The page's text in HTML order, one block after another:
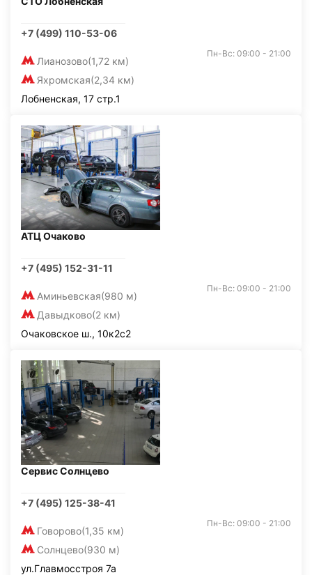
+7 (499) 110-53-06
Лианозово(1,72 км)
Яхромская(2,34 км)
Пн-Вс: 09:00 - 21:00
Лобненская, 17 стр.1
АТЦ Очаково
+7 (495) 152-31-11
Аминьевская(980 м)
Давыдково(2 км)
Пн-Вс: 09:00 - 21:00
Очаковское ш., 10к2с2
Сервис Солнцево
+7 (495) 125-38-41
Говорово(1,35 км)
Солнцево(930 м)
Пн-Вс: 09:00 - 21:00
ул.Главмосстроя 7а